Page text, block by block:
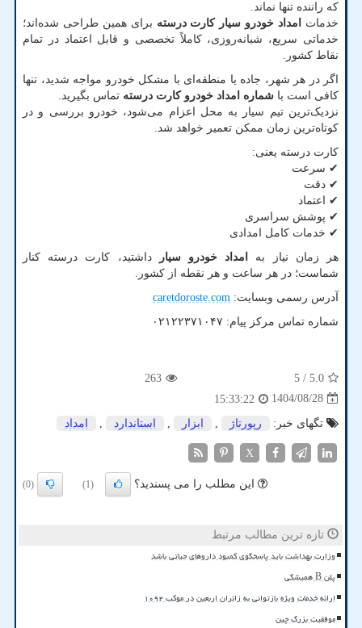
که راننده تنها نماند.
خدمات
امداد خودرو سیار کارت درسته برای همین طراحی شده‌اند؛
خدماتی سریع، شبانه‌روزی، کاملاً تخصصی و قابل اعتماد در تمام
نقاط کشور.
اگر در هر شهر، جاده یا منطقه‌ای با مشکل خودرو مواجه شدید، تنها
کافی است با شماره امداد خودرو کارت درسته تماس بگیرید.
نزدیک‌ترین تیم سیار به محل اعزام می‌شود، خودرو بررسی و در
کوتاه‌ترین زمان ممکن تعمیر خواهد شد.
کارت درسته یعنی:
✔ سرعت
✔ دقت
✔ اعتماد
✔ پوشش سراسری
✔ خدمات کامل امدادی
هر زمان نیاز به
امداد خودرو سیار
داشتید، کارت درسته کنار
شماست؛ در هر ساعت و هر نقطه از کشور.
آدرس رسمی وبسایت: caretdoroste.com
شماره تماس مرکز پیام: ۰۲۱۲۲۳۷۱۰۴۷
5.0
/ 5
263
1404/08/28
15:33:22
تگهای خبر:
رپورتاژ ابزار استاندارد امداد
X
این مطلب را می پسندید؟ (1)
(0)
تازه ترین مطالب مرتبط
وزارت بهداشت باید پاسخگوی کمبود داروهای حیاتی باشد
پلن B همیشگی
ارائه خدمات ویژه بازتوانی به زائران اربعین در موکب ۱۰۹۲
موفقیت بزرگ چین